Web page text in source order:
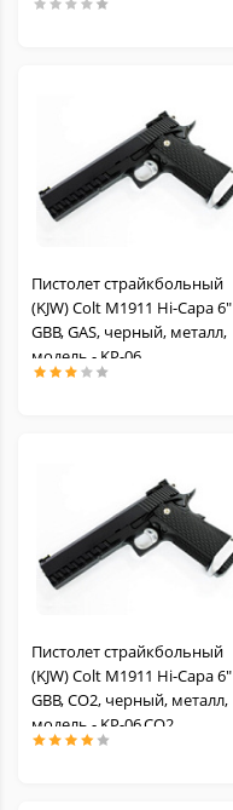
Пистолет страйкбольный
(KJW) Colt M1911 Hi-Capa 6"
GBB, GAS, черный, металл,
модель - KP-06
Пистолет страйкбольный
(KJW) Colt M1911 Hi-Capa 6"
GBB, СО2, черный, металл,
модель - KP-06.CO2